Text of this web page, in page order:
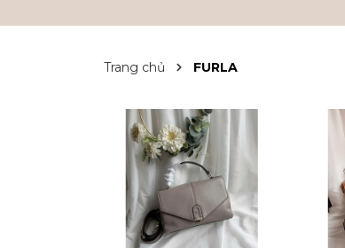
Trang chủ FURLA